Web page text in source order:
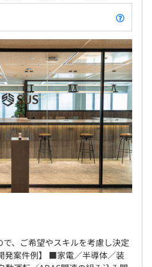
、ご希望やスキルを考慮し決定
発案件例】 ■家電／半導体／装